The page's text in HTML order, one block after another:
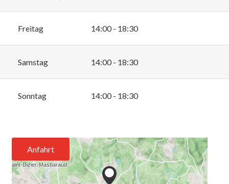
Freitag 14:00 - 18:30
Samstag 14:00 - 18:30
Sonntag 14:00 - 18:30
Anfahrt